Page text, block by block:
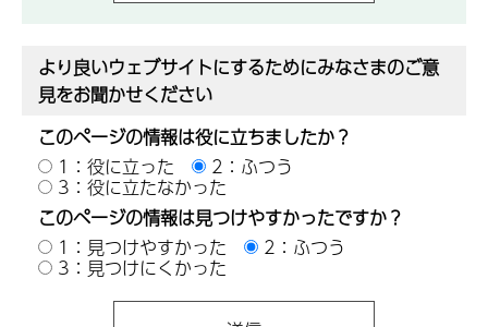
より良いウェブサイトにするためにみなさまのご意
見をお聞かせください
このページの情報は役に立ちましたか？
1：役に立った
2：ふつう
3：役に立たなかった
このページの情報は見つけやすかったですか？
1：見つけやすかった
2：ふつう
3：見つけにくかった